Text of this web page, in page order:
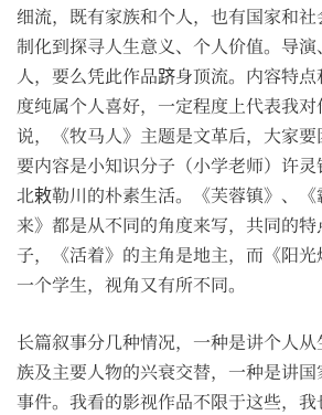
细流，既有家族和个人，也有国家和
制化到探寻人生意义、个人价值。导
人，要么凭此作品跻身顶流。内容特
度纯属个人喜好，一定程度上代表我
说，《牧马人》主题是文革后，大家
要内容是小知识分子（小学老师）许灵
北敕勒川的朴素生活。《芙蓉镇》、
来》都是从不同的角度来写，共同的
子，《活着》的主角是地主，而《阳
一个学生，视角又有所不同。
长篇叙事分几种情况，一种是讲个人
族及主要人物的兴衰交替，一种是讲
事件。我看的影视作品不限于这些，